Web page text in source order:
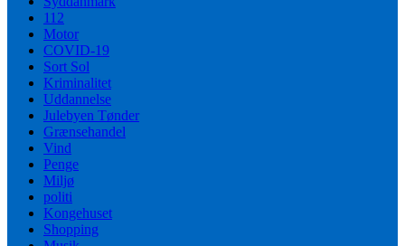
112
Motor
COVID-19
Sort Sol
Kriminalitet
Uddannelse
Julebyen Tønder
Grænsehandel
Vind
Penge
Miljø
politi
Kongehuset
Shopping